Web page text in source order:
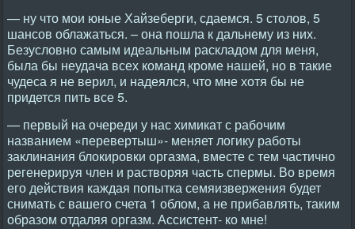
— ну что мои юные Хайзеберги, сдаемся. 5 столов, 5
шансов облажаться. – она пошла к дальнему из них.
Безусловно самым идеальным раскладом для меня,
была бы неудача всех команд кроме нашей, но в такие
чудеса я не верил, и надеялся, что мне хотя бы не
придется пить все 5.
— первый на очереди у нас химикат с рабочим
названием «перевертыш»- меняет логику работы
заклинания блокировки оргазма, вместе с тем частично
регенерируя член и растворяя часть спермы. Во время
его действия каждая попытка семяизвержения будет
снимать с вашего счета 1 облом, а не прибавлять, таким
образом отдаляя оргазм. Ассистент- ко мне!